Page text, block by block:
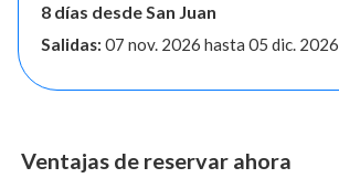
8 días desde San Juan
Salidas: 07 nov. 2026 hasta 05 dic. 2026
Ventajas de reservar ahora